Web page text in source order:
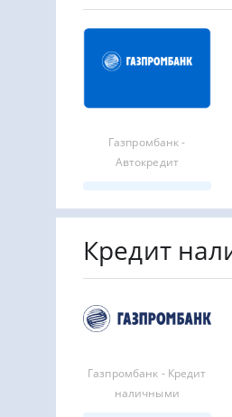
Газпромбанк -
Автокредит
Кредит
Газпромбанк - Кредит
наличными